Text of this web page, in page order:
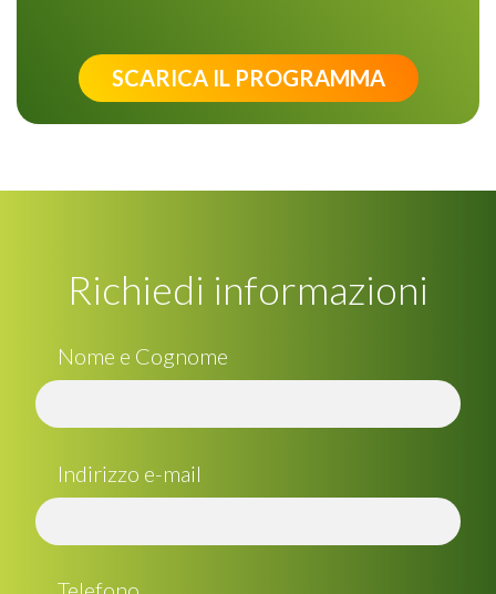
SCARICA IL PROGRAMMA
Richiedi informazioni
Nome e Cognome
Indirizzo e-mail